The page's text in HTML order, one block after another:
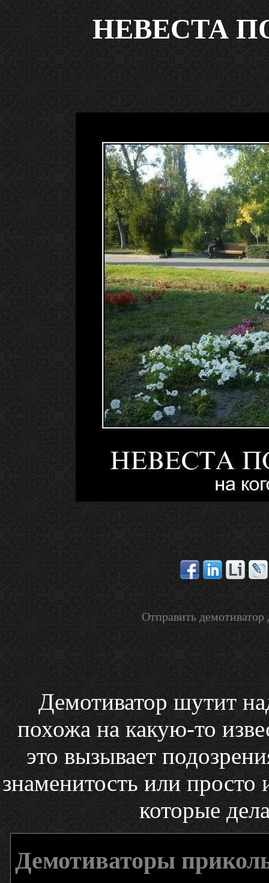
НЕВЕСТА
Отправить
Демотиватор шутит
похожа на какую-то
это вызывает
знаменитость или просто
которые
Демотиваторы